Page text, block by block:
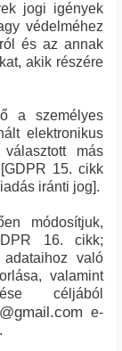
jogi igények
védelméhez
és az annak
akik részére
a személyes
elektronikus
más
15. cikk
iránti jog].
módosítjuk,
16. cikk;
való
valamint
céljából
e-